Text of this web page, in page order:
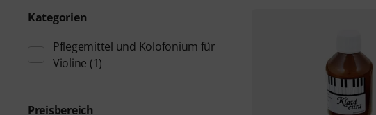
Kategorien
Pflegemittel und Kolofonium für
Violine (1)
Preisbereich